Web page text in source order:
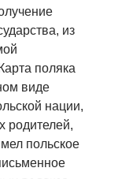
из
поляка
виде
нации,
родителей,
польское